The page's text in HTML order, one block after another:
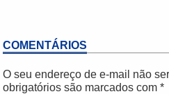
COMENTÁRIOS
O seu endereço de e-mail não
obrigatórios são marcados com *